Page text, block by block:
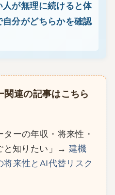
が無理に続けると体
分がどちらかを確認
関連の記事はこちら
ターの年収・将来性・
と知りたい」→ 建機
将来性とAI代替リスク